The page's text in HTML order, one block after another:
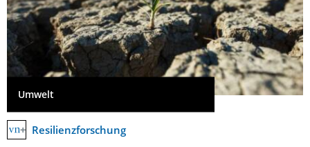
Umwelt
Resilienzforschung